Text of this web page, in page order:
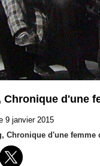
Chronique d'une
9 janvier 2015
Chronique d'une femme